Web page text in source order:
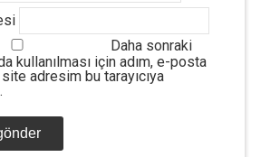
Daha sonraki
kullanılması için adım, e-posta
adresim bu tarayıcıya